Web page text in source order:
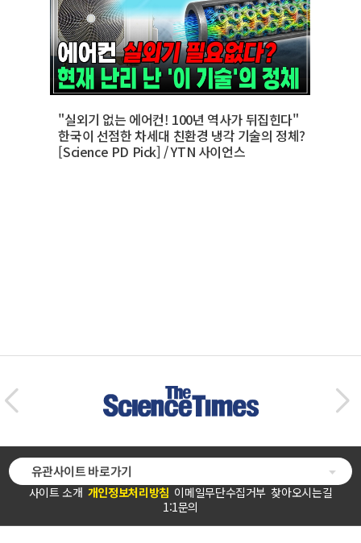
"실외기 없는 에어컨! 100년 역사가 뒤집힌다"
한국이 선점한 차세대 친환경 냉각 기술의 정체?
[Science PD Pick] / YTN 사이언스
사이트 소개 개인정보처리방침 이메일무단수집거부 찾아오시는길
1:1문의
유관사이트 바로가기